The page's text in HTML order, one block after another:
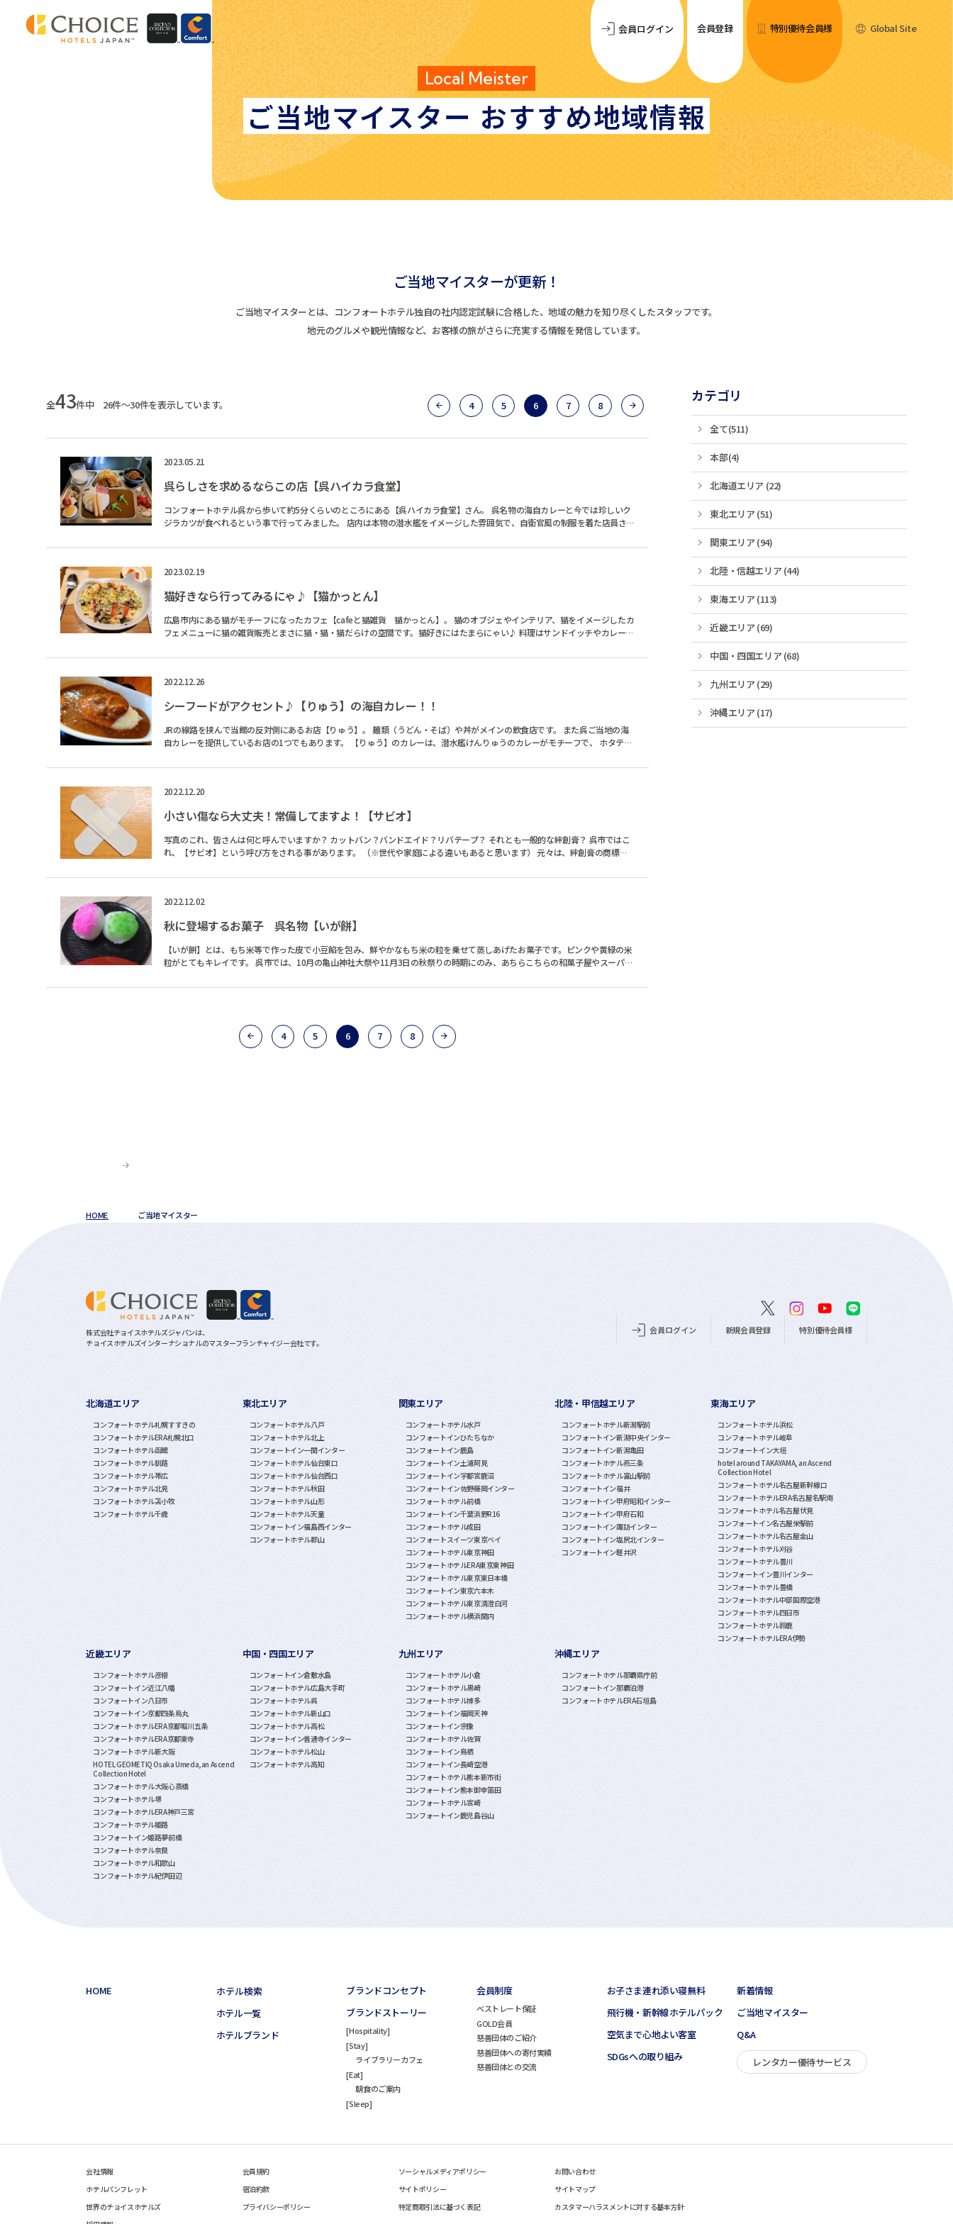
Local Meister
ご当地マイスター おすすめ地域情報
会員ログイン 会員登録 特別優待会員様 Global Site
ご当地マイスターが更新！
ご当地マイスターとは、コンフォートホテル独自の社内認定試験に合格した、地域の魅力を知り尽くしたスタッフです。
地元のグルメや観光情報など、お客様の旅がさらに充実する情報を発信しています。
全43件中 26件～30件を表示しています。 4 5 6 7 8
2023.05.21
呉らしさを求めるならこの店【呉ハイカラ食堂】
コンフォートホテル呉から歩いて約5分くらいのところにある【呉ハイカラ食堂】さん。 呉名物の海自カレーと今では珍しいク
ジラカツが食べれるという事で行ってみました。 店内は本物の潜水艦をイメージした雰囲気で、自衛官風の制服を着た店員さん
2023.02.19
猫好きなら行ってみるにゃ♪【猫かっとん】
広島市内にある猫がモチーフになったカフェ【cafeと猫雑貨 猫かっとん】。 猫のオブジェやインテリア、猫をイメージしたカ
フェメニューに猫の雑貨販売とまさに猫・猫・猫だらけの空間です。猫好きにはたまらにゃい♪ 料理はサンドイッチやカレーが
2022.12.26
シーフードがアクセント♪【りゅう】の海自カレー！！
JRの線路を挟んで当館の反対側にあるお店【りゅう】。 麺類（うどん・そば）や丼がメインの飲食店です。 また呉ご当地の海
自カレーを提供しているお店の1つでもあります。 【りゅう】のカレーは、潜水艦けんりゅうのカレーがモチーフで、 ホタテ、
2022.12.20
小さい傷なら大丈夫！常備してますよ！【サビオ】
写真のこれ、皆さんは何と呼んでいますか？ カットバン？バンドエイド？リバテープ？ それとも一般的な絆創膏？ 呉市ではこ
れ、【サビオ】という呼び方をされる事があります。 （※世代や家庭による違いもあると思います） 元々は、絆創膏の商標名
2022.12.02
秋に登場するお菓子 呉名物【いが餅】
【いが餅】とは、もち米等で作った皮で小豆餡を包み、鮮やかなもち米の粒を乗せて蒸しあげたお菓子です。ピンクや黄緑の米
粒がとてもキレイです。 呉市では、10月の亀山神社大祭や11月3日の秋祭りの時期にのみ、あちらこちらの和菓子屋やスーパー
4 5 6 7 8
カテゴリ
全て(511)
本部(4)
北海道エリア (22)
東北エリア (51)
関東エリア (94)
北陸・信越エリア (44)
東海エリア (113)
近畿エリア (69)
中国・四国エリア (68)
九州エリア (29)
沖縄エリア (17)
HOME ご当地マイスター
株式会社チョイスホテルズジャパンは、
チョイスホテルズインターナショナルのマスターフランチャイジー会社です。
会員ログイン 新規会員登録 特別優待会員様
北海道エリア
コンフォートホテル札幌すすきの
コンフォートホテルERA札幌北口
コンフォートホテル函館
コンフォートホテル釧路
コンフォートホテル帯広
コンフォートホテル北見
コンフォートホテル苫小牧
コンフォートホテル千歳
東北エリア
コンフォートホテル八戸
コンフォートホテル北上
コンフォートイン一関インター
コンフォートホテル仙台東口
コンフォートホテル仙台西口
コンフォートホテル秋田
コンフォートホテル山形
コンフォートホテル天童
コンフォートイン福島西インター
コンフォートホテル郡山
関東エリア
コンフォートホテル水戸
コンフォートインひたちなか
コンフォートイン鹿島
コンフォートイン土浦阿見
コンフォートイン宇都宮鹿沼
コンフォートイン佐野藤岡インター
コンフォートホテル前橋
コンフォートイン千葉浜野R16
コンフォートホテル成田
コンフォートスイーツ東京ベイ
コンフォートホテル東京神田
コンフォートホテルERA東京東神田
コンフォートホテル東京東日本橋
コンフォートイン東京六本木
コンフォートホテル東京清澄白河
コンフォートホテル横浜関内
北陸・甲信越エリア
コンフォートホテル新潟駅前
コンフォートイン新潟中央インター
コンフォートイン新潟亀田
コンフォートホテル燕三条
コンフォートホテル富山駅前
コンフォートイン福井
コンフォートイン甲府昭和インター
コンフォートイン甲府石和
コンフォートイン諏訪インター
コンフォートイン塩尻北インター
コンフォートイン軽井沢
東海エリア
コンフォートホテル浜松
コンフォートホテル岐阜
コンフォートイン大垣
hotel around TAKAYAMA, an Ascend
Collection Hotel
コンフォートホテル名古屋新幹線口
コンフォートホテルERA名古屋名駅南
コンフォートホテル名古屋伏見
コンフォートイン名古屋栄駅前
コンフォートホテル名古屋金山
コンフォートホテル刈谷
コンフォートホテル豊川
コンフォートイン豊川インター
コンフォートホテル豊橋
コンフォートホテル中部国際空港
コンフォートホテル四日市
コンフォートホテル鈴鹿
コンフォートホテルERA伊勢
近畿エリア
コンフォートホテル彦根
コンフォートイン近江八幡
コンフォートイン八日市
コンフォートイン京都四条烏丸
コンフォートホテルERA京都堀川五条
コンフォートホテルERA京都東寺
コンフォートホテル新大阪
HOTEL GEOMETIQ Osaka Umeda,an Ascend
Collection Hotel
コンフォートホテル大阪心斎橋
コンフォートホテル堺
コンフォートホテルERA神戸三宮
コンフォートホテル姫路
コンフォートイン姫路夢前橋
コンフォートホテル奈良
コンフォートホテル和歌山
コンフォートホテル紀伊田辺
中国・四国エリア
コンフォートイン倉敷水島
コンフォートホテル広島大手町
コンフォートホテル呉
コンフォートホテル新山口
コンフォートホテル高松
コンフォートイン善通寺インター
コンフォートホテル松山
コンフォートホテル高知
九州エリア
コンフォートホテル小倉
コンフォートホテル黒崎
コンフォートホテル博多
コンフォートイン福岡天神
コンフォートイン宗像
コンフォートホテル佐賀
コンフォートイン鳥栖
コンフォートイン長崎空港
コンフォートホテル熊本新市街
コンフォートイン熊本御幸笛田
コンフォートホテル宮崎
コンフォートイン鹿児島谷山
沖縄エリア
コンフォートホテル那覇県庁前
コンフォートイン那覇泊港
コンフォートホテルERA石垣島
HOME
ホテル検索
ホテル一覧
ホテルブランド
ブランドコンセプト
ブランドストーリー
Hospitality
Stay
ライブラリーカフェ
Eat
朝食のご案内
Sleep
会員制度
ベストレート保証
GOLD会員
慈善団体のご紹介
慈善団体への寄付実績
慈善団体との交流
お子さま連れ添い寝無料
飛行機・新幹線ホテルパック
空気まで心地よい客室
SDGsへの取り組み
新着情報
ご当地マイスター
Q&A
レンタカー優待サービス
会社情報 会員規約 ソーシャルメディアポリシー
お問い合わせ
ホテルパンフレット
宿泊約款 サイトポリシー
サイトマップ
世界のチョイスホテルズ
プライバシーポリシー 特定商取引法に基づく表記
カスタマーハラスメントに対する基本方針